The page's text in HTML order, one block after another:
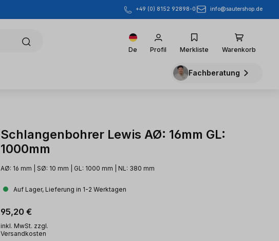
+49 (0) 8152 92898-0 info@sautershop.de
De Profil Merkliste Warenkorb
Fachberatung
Schlangenbohrer Lewis AØ: 16mm GL:
1000mm
AØ: 16 mm | SØ: 10 mm | GL: 1000 mm | NL: 380 mm
Auf Lager, Lieferung in 1-2 Werktagen
Regulärer Preis:
95,20 €
inkl. MwSt. zzgl.
Versandkosten